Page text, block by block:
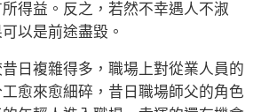
得益。反之，若然不幸遇人不淑
以是前途盡毀。
複雜得多，職場上對從業人員的
愈來愈細碎，昔日職場師父的角色